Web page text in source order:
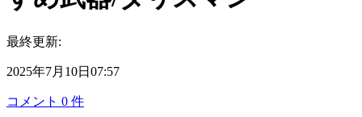
最終更新:
2025年7月10日07:57
コメント 0 件